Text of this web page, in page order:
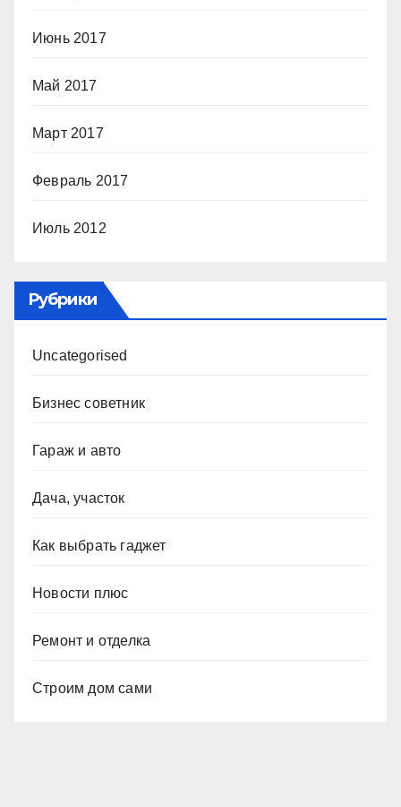
Июнь 2017
Май 2017
Март 2017
Февраль 2017
Июль 2012
Рубрики
Uncategorised
Бизнес советник
Гараж и авто
Дача, участок
Как выбрать гаджет
Новости плюс
Ремонт и отделка
Строим дом сами